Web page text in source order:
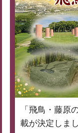
「飛鳥・藤原
載が決定しま